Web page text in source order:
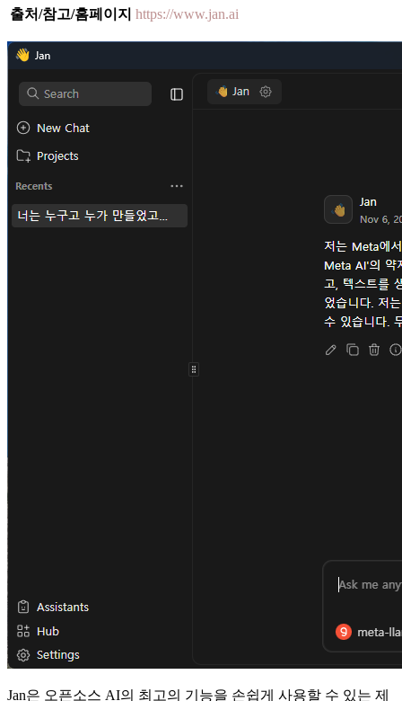
출처/참고/홈페이지 https://www.jan.ai
Jan은 오픈소스 AI의 최고의 기능을 손쉽게 사용할 수 있는 제